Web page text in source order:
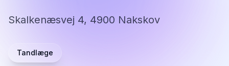
Skalkenæsvej 4, 4900 Nakskov
Tandlæge